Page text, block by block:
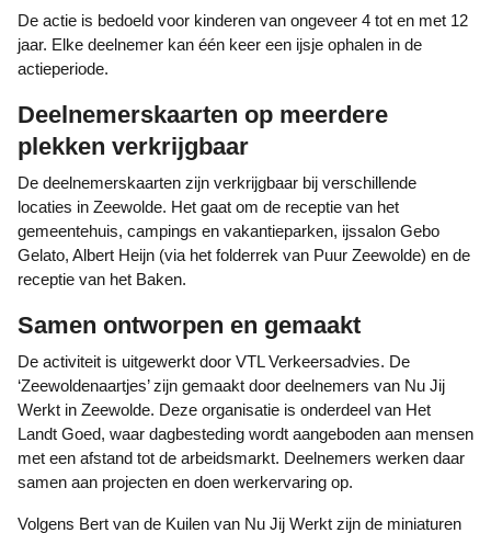
De actie is bedoeld voor kinderen van ongeveer 4 tot en met 12
jaar. Elke deelnemer kan één keer een ijsje ophalen in de
actieperiode.
Deelnemerskaarten op meerdere
plekken verkrijgbaar
De deelnemerskaarten zijn verkrijgbaar bij verschillende
locaties in Zeewolde. Het gaat om de receptie van het
gemeentehuis, campings en vakantieparken, ijssalon Gebo
Gelato, Albert Heijn (via het folderrek van Puur Zeewolde) en de
receptie van het Baken.
Samen ontworpen en gemaakt
De activiteit is uitgewerkt door VTL Verkeersadvies. De
‘Zeewoldenaartjes’ zijn gemaakt door deelnemers van Nu Jij
Werkt in Zeewolde. Deze organisatie is onderdeel van Het
Landt Goed, waar dagbesteding wordt aangeboden aan mensen
met een afstand tot de arbeidsmarkt. Deelnemers werken daar
samen aan projecten en doen werkervaring op.
Volgens Bert van de Kuilen van Nu Jij Werkt zijn de miniaturen